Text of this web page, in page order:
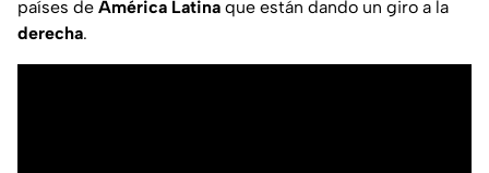
países de América Latina que están dando un giro a la
derecha.